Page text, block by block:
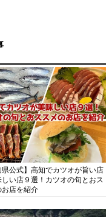
県公式】高知でカツオが旨い店
しい店９選！カツオの旬とおス
お店を紹介